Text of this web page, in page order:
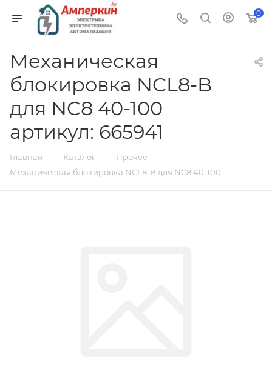
0
Механическая
блокировка NCL8-B
для NC8 40-100
артикул: 665941
Главная — Каталог — Прочее —
Механическая блокировка NCL8-B для NC8 40-100